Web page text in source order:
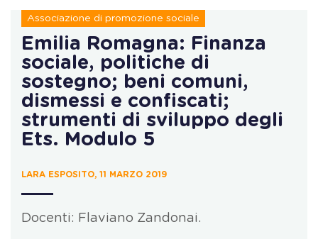
Associazione di promozione sociale
Emilia Romagna: Finanza
sociale, politiche di
sostegno; beni comuni,
dismessi e confiscati;
strumenti di sviluppo degli
Ets. Modulo 5
LARA ESPOSITO, 11 MARZO 2019
Docenti: Flaviano Zandonai.